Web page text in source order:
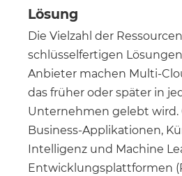
Lösung
Die Vielzahl der
schlüsselfertigen
Anbieter machen Multi-
das früher oder später in
Unternehmen gelebt wird.
Business-Applikationen,
Intelligenz und Machine
Entwicklungsplattformen